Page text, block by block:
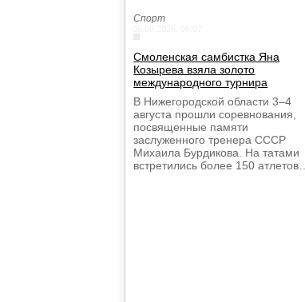
Спорт
Смоленская самбистка Яна
Козырева взяла золото
международного турнира
В Нижегородской области 3–4
августа прошли соревнования,
посвященные памяти
заслуженного тренера СССР
Михаила Бурдикова. На татами
встретились более 150 атлетов…